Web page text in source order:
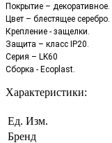
Покрытие – декоративное.
Цвет – блестящее серебро.
Крепление - защелки.
Защита – класс IP20.
Серия – LK60
Сборка - Ecoplast.
Характеристики:
Ед. Изм.
Бренд